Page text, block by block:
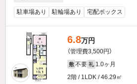
駐車場あり 駐輪場あり 宅配ボックス
6.8万円
（管理費3,500円）
敷 不要 礼 1.0ヶ月
2階 / 1LDK / 46.29㎡